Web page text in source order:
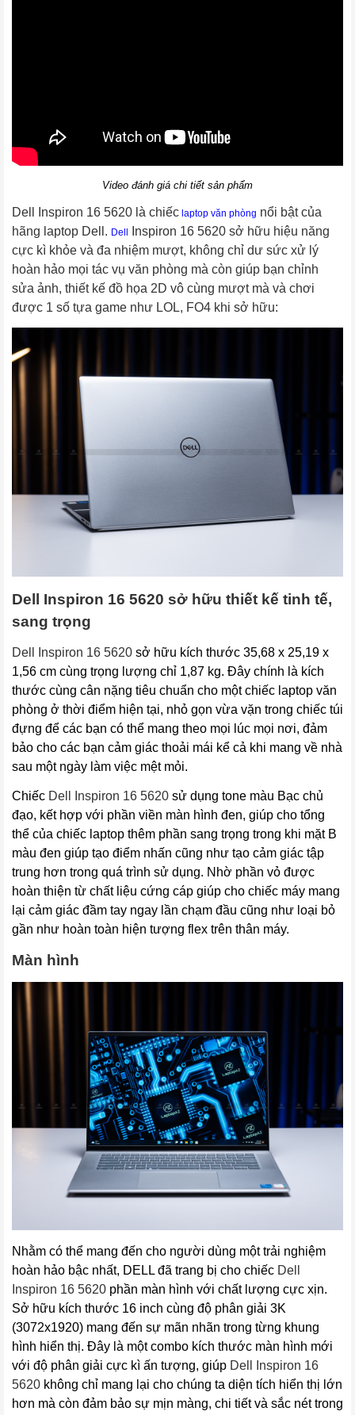
Video đánh giá chi tiết sản phẩm
Dell Inspiron 16 5620 là chiếc laptop văn phòng nổi bật của
hãng laptop Dell . Dell Inspiron 16 5620 sở hữu hiệu năng
cực kì khỏe và đa nhiệm mượt, không chỉ dư sức xử lý
hoàn hảo mọi tác vụ văn phòng mà còn giúp bạn chỉnh
sửa ảnh, thiết kế đồ họa 2D vô cùng mượt mà và chơi
được 1 số tựa game như LOL, FO4 khi sở hữu:
Dell Inspiron 16 5620 sở hữu thiết kế tinh tế,
sang trọng
Dell Inspiron 16 5620 sở hữu kích thước 35,68 x 25,19 x
1,56 cm cùng trọng lượng chỉ 1,87 kg. Đây chính là kích
thước cùng cân nặng tiêu chuẩn cho một chiếc laptop văn
phòng ở thời điểm hiện tại, nhỏ gọn vừa vặn trong chiếc túi
đựng để các bạn có thể mang theo mọi lúc mọi nơi, đảm
bảo cho các bạn cảm giác thoải mái kể cả khi mang về nhà
sau một ngày làm việc mệt mỏi.
Chiếc Dell Inspiron 16 5620 sử dụng tone màu Bạc chủ
đạo, kết hợp với phần viền màn hình đen, giúp cho tổng
thể của chiếc laptop thêm phần sang trọng trong khi mặt B
màu đen giúp tạo điểm nhấn cũng như tạo cảm giác tập
trung hơn trong quá trình sử dụng. Nhờ phần vỏ được
hoàn thiện từ chất liệu cứng cáp giúp cho chiếc máy mang
lại cảm giác đầm tay ngay lần chạm đầu cũng như loại bỏ
gần như hoàn toàn hiện tượng flex trên thân máy.
Màn hình
Nhằm có thể mang đến cho người dùng một trải nghiệm
hoàn hảo bậc nhất, DELL đã trang bị cho chiếc Dell
Inspiron 16 5620 phần màn hình với chất lượng cực xịn.
Sở hữu kích thước 16 inch cùng độ phân giải 3K
(3072x1920) mang đến sự mãn nhãn trong từng khung
hình hiển thị. Đây là một combo kích thước màn hình mới
với độ phân giải cực kì ấn tượng, giúp Dell Inspiron 16
5620 không chỉ mang lại cho chúng ta diện tích hiển thị lớn
hơn mà còn đảm bảo sự mịn màng, chi tiết và sắc nét trong